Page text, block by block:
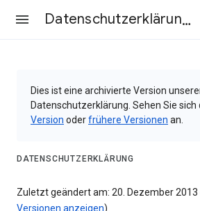
Datenschutzerklärung & Nutzungsbedingungen
Dies ist eine archivierte Version
Datenschutzerklärung. Sehen Sie sich
Version oderfrühere Versionen an.
DATENSCHUTZERKLÄRUNG
Zuletzt geändert am: 20. Dezember 2013
Versionen anzeigen)